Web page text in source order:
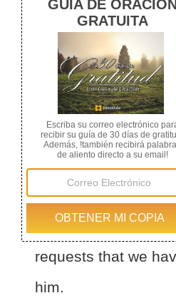
pidamos, sabemos
peticiones que le
Otras traducciones de
English Standard
1 John 5:15 And
he hears us in
we know that we
requests that we
him.